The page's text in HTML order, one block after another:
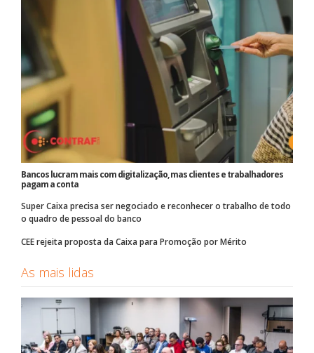
Bancos lucram mais com digitalização, mas clientes e trabalhadores
pagam a conta
Super Caixa precisa ser negociado e reconhecer o trabalho de todo
o quadro de pessoal do banco
CEE rejeita proposta da Caixa para Promoção por Mérito
As mais lidas